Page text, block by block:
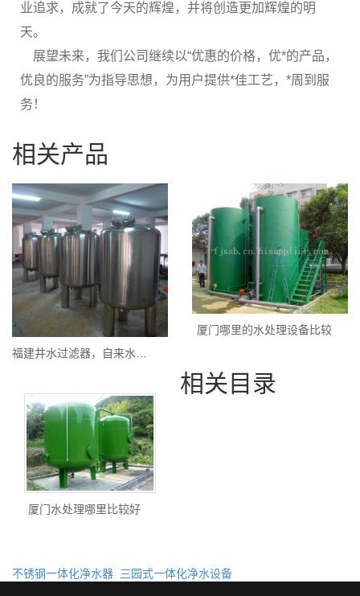
业追求，成就了今天的辉煌，并将创造更加辉煌的明
天。
展望未来，我们公司继续以“优惠的价格，优*的产品，
优良的服务”为指导思想，为用户提供*佳工艺，*周到服
务！
相关产品
厦门哪里的水处理设备比较
厦门水处理哪里比较好
相关目录
不锈钢一体化净水器 三园式一体化净水设备